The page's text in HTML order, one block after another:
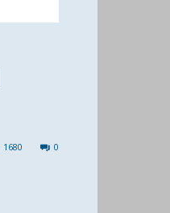
0
1680